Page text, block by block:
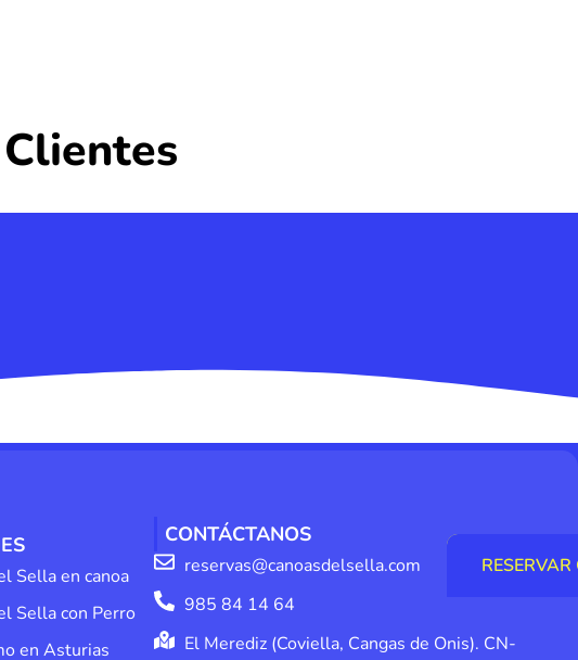
Sella en canoa
Sella con Perro
en Asturias
CONTÁCTANOS
reservas@canoasdelsella.com
985 84 14 64
El Merediz (Coviella, Cangas de Onis). CN-